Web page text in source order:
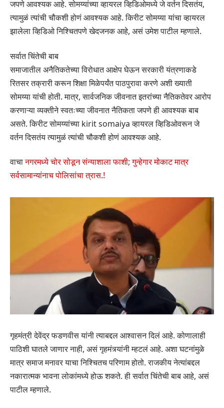
जपणे आवश्यक आहे. सोमय्यांच्या व्हायरल व्हिडिओमध्ये जे वर्तन दिसतंय,
त्यामुळं त्यांची चौकशी होणं आवश्यक आहे. किरीट सोमय्या यांचा व्हायरल
झालेला व्हिडिओ निश्चितपणे खेदजनक आहे, असं उमेश पाटील म्हणाले.
सर्वात चिंतेची बाब
समाजातील अनैतिकतेच्या विरोधात आक्षेप घेऊन सरकारी यंत्रणाकडे
रितसर तक्रारी करून शिक्षा मिळेपर्यंत पाठपुरावा करणे अशी ख्याती
सोमय्या यांची होती. मात्र, सार्वजनिक जीवनात इतरांच्या नैतिकतेवर आरोप
करणाऱ्या व्यक्तीने स्वतःच्या जीवनात नैतिकता जपणे ही आवश्यक बाब
असते. किरीट सोमय्यांच्या kirit somaiya व्हायरल व्हिडिओवरून जे
वर्तन दिसतंय त्यामुळं त्यांची चौकशी होणं आवश्यक आहे.
वाचानगरमध्ये चोर सोडून संन्याशाला फाशी; गुन्हेगार मोकाट मात्र
सर्वसामान्यांनाच पोलिसांचा त्रास.!
गृहमंत्री देवेंद्र फडणवीस यांनी त्याबद्दल आश्वासन दिलं आहे. कोणालाही
पाठिशी घातले जाणार नाही, असं गृहमंत्र्यांनी म्हटलं आहे. अशा घटनांमुळे
मात्र समाज मनावर याचा निश्चितच परिणाम होतो. राजकीय नेत्यांबद्दल
नकारात्मक भावना लोकांमध्ये होऊ शकते. ही सर्वात चिंतेची बाब आहे, असं
पाटील म्हणाले.